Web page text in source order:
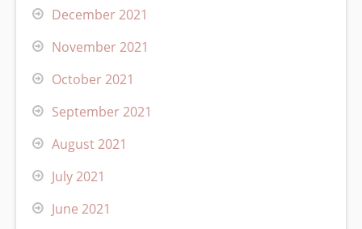
December 2021
November 2021
October 2021
September 2021
August 2021
July 2021
June 2021